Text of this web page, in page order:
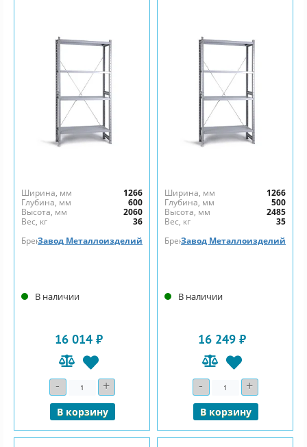
Ширина, мм
1266
Глубина, мм
600
Высота, мм
2060
Вес, кг
36
БрендЗавод Металлоизделий
В наличии
16 014 ₽
- Количество
+
В корзину
Ширина, мм
1266
Глубина, мм
500
Высота, мм
2485
Вес, кг
35
БрендЗавод Металлоизделий
В наличии
16 249 ₽
- Количество
+
В корзину